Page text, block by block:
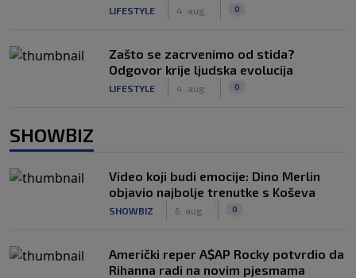
LIFESTYLE 4. aug. 0
Zašto se zacrvenimo od stida?
Odgovor krije ljudska evolucija
LIFESTYLE 4. aug. 0
SHOWBIZ
Video koji budi emocije: Dino Merlin
objavio najbolje trenutke s Koševa
SHOWBIZ 6. aug. 0
Američki reper A$AP Rocky potvrdio da
Rihanna radi na novim pjesmama